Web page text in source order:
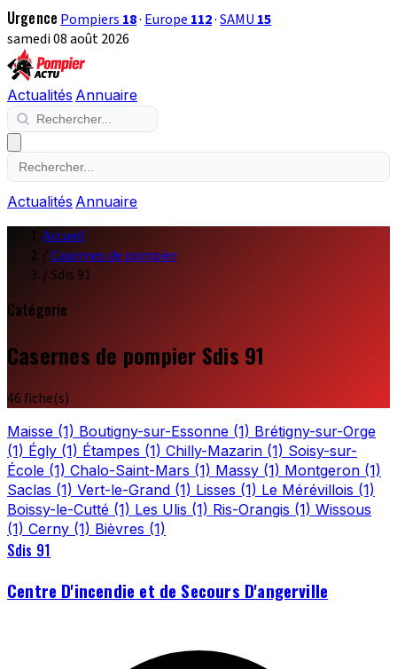
Urgence Pompiers 18· Europe 112·SAMU 15
samedi 08 août 2026
Actualités Annuaire
Actualités Annuaire
Accueil
/Casernes de pompier
/Sdis 91
Catégorie
Casernes de pompier Sdis 91
46 fiche(s)
Maisse (1) Boutigny-sur-Essonne (1) Brétigny-sur-Orge
(1) Égly (1) Étampes (1) Chilly-Mazarin (1) Soisy-sur-
École (1) Chalo-Saint-Mars (1) Massy (1) Montgeron (1)
Saclas (1) Vert-le-Grand (1) Lisses (1) Le Mérévillois (1)
Boissy-le-Cutté (1) Les Ulis (1) Ris-Orangis (1) Wissous
(1) Cerny (1) Bièvres (1)
Sdis 91
Centre D'incendie et de Secours D'angerville